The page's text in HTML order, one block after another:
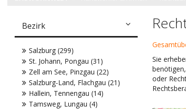
Sie
oder
Bezirk
Salzburg (299)
St. Johann, Pongau (31)
Zell am See, Pinzgau (22)
Salzburg-Land, Flachgau (21)
Hallein, Tennengau (14)
Tamsweg, Lungau (4)